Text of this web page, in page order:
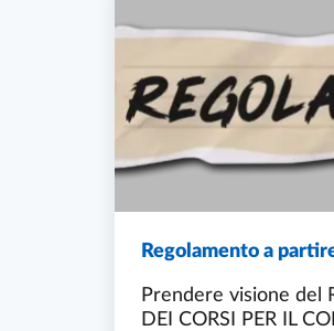
Regolamento a
Prendere visione del
DEI CORSI PER IL